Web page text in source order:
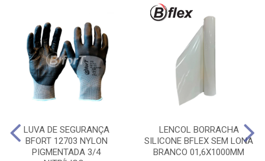
LUVA DE SEGURANÇA
BFORT 12703 NYLON
PIGMENTADA 3/4
LENCOL BORRACHA
SILICONE BFLEX SEM LONA
BRANCO 01,6X1000MM